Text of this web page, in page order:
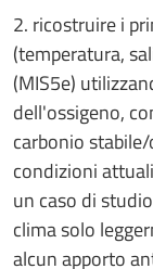
2. ricostruire i
(temperatura,
(MIS5e)
dell'ossigeno,
carbonio
condizioni
un caso di
clima solo
alcun apporto